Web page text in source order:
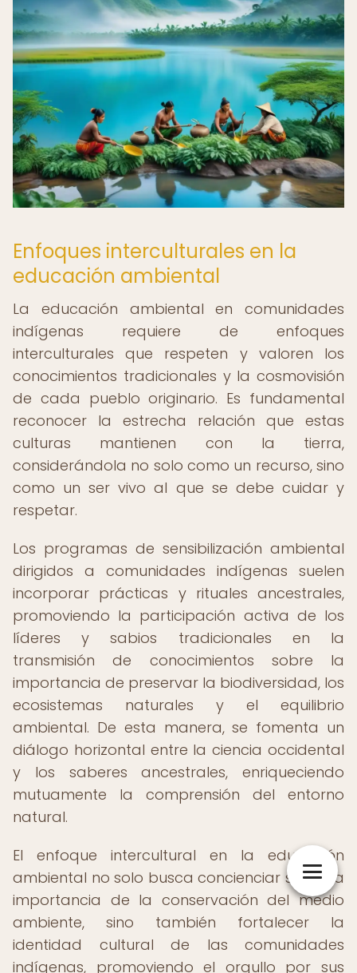
Enfoques interculturales en la
educación ambiental
La educación ambiental en comunidades
indígenas requiere de enfoques
interculturales que respeten y valoren los
conocimientos tradicionales y la cosmovisión
de cada pueblo originario. Es fundamental
reconocer la estrecha relación que estas
culturas mantienen con la tierra,
considerándola no solo como un recurso, sino
como un ser vivo al que se debe cuidar y
respetar.
Los programas de sensibilización ambiental
dirigidos a comunidades indígenas suelen
incorporar prácticas y rituales ancestrales,
promoviendo la participación activa de los
líderes y sabios tradicionales en la
transmisión de conocimientos sobre la
importancia de preservar la biodiversidad, los
ecosistemas naturales y el equilibrio
ambiental. De esta manera, se fomenta un
diálogo horizontal entre la ciencia occidental
y los saberes ancestrales, enriqueciendo
mutuamente la comprensión del entorno
natural.
El enfoque intercultural en la educación
ambiental no solo busca concienciar sobre la
importancia de la conservación del medio
ambiente, sino también fortalecer la
identidad cultural de las comunidades
indígenas, promoviendo el orgullo por sus